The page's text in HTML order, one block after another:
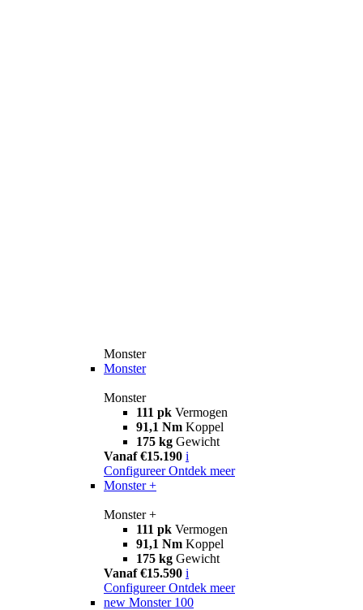
Monster
Monster
Monster
111 pk Vermogen
91,1 Nm Koppel
175 kg Gewicht
Vanaf €15.190 i
Configureer Ontdek meer
Monster +
Monster +
111 pk Vermogen
91,1 Nm Koppel
175 kg Gewicht
Vanaf €15.590 i
Configureer Ontdek meer
new Monster 100